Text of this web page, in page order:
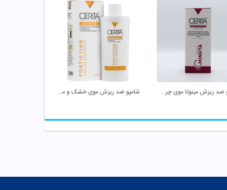
شامپو ضد ریزش مینوتا موی چرب سریتا شامپو ضد ریزش موی خشک و معمولی سریتا